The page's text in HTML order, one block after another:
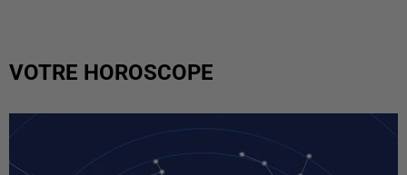
VOTRE HOROSCOPE